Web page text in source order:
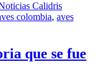
Calidris
colombia, aves
que se fue